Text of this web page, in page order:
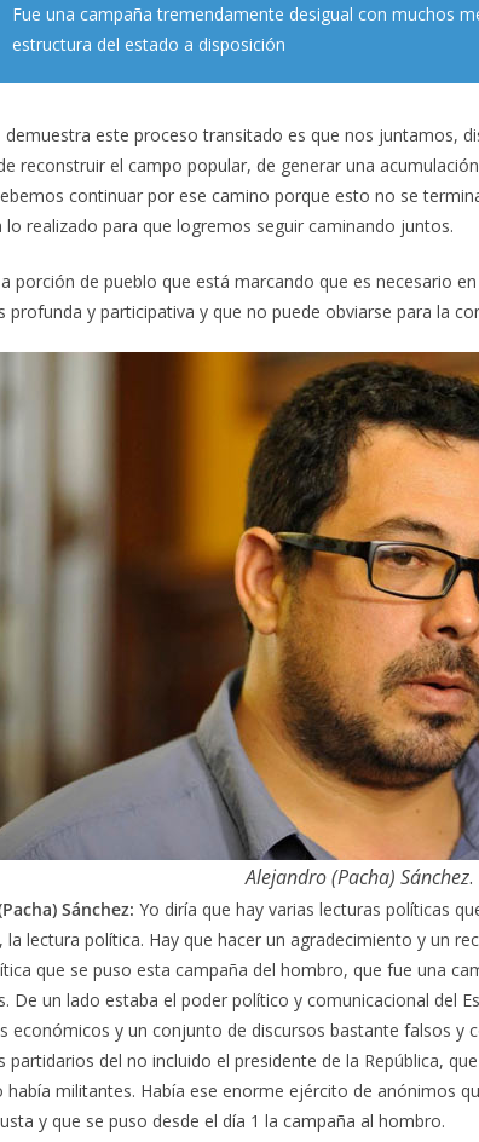
Fue una campaña tremendamente desigual con muchos
estructura del estado a disposición
demuestra este proceso transitado es que nos juntamos,
reconstruir el campo popular, de generar una
continuar por ese camino porque esto no se
lo realizado para que logremos seguir caminando juntos.
porción de pueblo que está marcando que es necesario
profunda y participativa y que no puede obviarse para la
Alejandro (Pacha) Sánchez.
Sánchez: Yo diría que hay varias lecturas políticas
la lectura política. Hay que hacer un agradecimiento y un
que se puso esta campaña del hombro, que fue una
De un lado estaba el poder político y comunicacional del
económicos y un conjunto de discursos bastante falsos y
partidarios del no incluido el presidente de la República,
militantes. Había ese enorme ejército de anónimos
y que se puso desde el día 1 la campaña al hombro.